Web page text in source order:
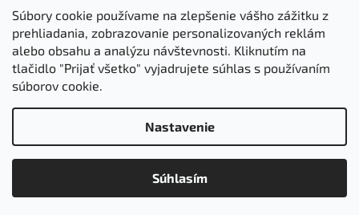
Súbory cookie používame na zlepšenie vášho zážitku z
prehliadania, zobrazovanie personalizovaných reklám
alebo obsahu a analýzu návštevnosti. Kliknutím na
tlačidlo "Prijať všetko" vyjadrujete súhlas s používaním
súborov cookie.
Nastavenie
Súhlasím
Vytvoril Shoptet
jasomzdravie.sk
vyhradené.